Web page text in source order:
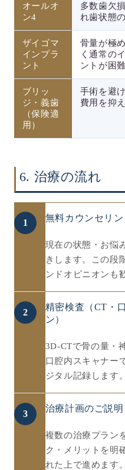
オールオ
ン4
多数歯欠
れ歯状態
ザイゴマ
インプラ
ント
骨量が極
く通常の
ントが困
ブリッ
ジ・義歯
（保険適
用）
手術を避
費用を抑
6. 治療の流れ
1 無料カウンセリン
現在の状態・お悩
きします。この段
ンドオピニオンも
2
精密検査（CT・
ン）
3D-CTで骨の量・
口腔内スキャナー
ジタル記録します。
3
治療計画のご説明
複数の治療プラン
ク・メリットを明
れた上で進めます。